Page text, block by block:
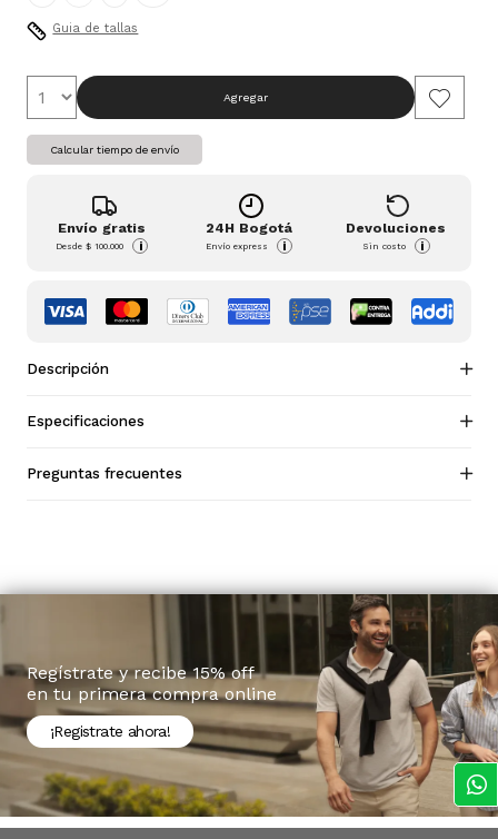
Guia de tallas
Agregar
Calcular tiempo de envío
Envío gratis
Desde$ 100.000 i
24H Bogotá
Envío express i
Devoluciones
Sin costo i
Descripción
Especificaciones
Preguntas frecuentes
Regístrate y recibe 15% off
en tu primera compra online
¡Registrate ahora!